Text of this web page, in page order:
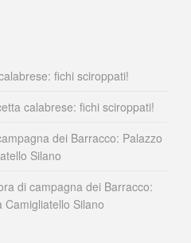
fichi sciroppati!
calabrese: fichi sciroppati!
dei Barracco: Palazzo
Silano
di campagna dei Barracco:
Camigliatello Silano